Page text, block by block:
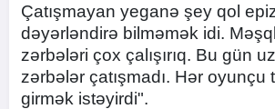
Çatışmayan yeganə şey qol
dəyərləndirə bilməmək idi.
zərbələri çox çalışırıq. Bu gün
zərbələr çatışmadı. Hər oyunçu
girmək istəyirdi".